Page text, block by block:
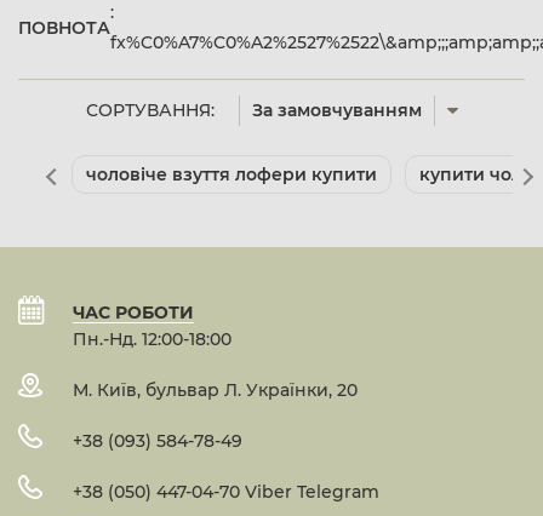
СОРТУВАННЯ: За замовчуванням
ПОВНОТА
:
чоловіче взуття лофери купити купити
ЧАС РОБОТИ
Пн.-Нд. 12:00-18:00
М. Київ, бульвар Л. Українки, 20
+38 (093) 584-78-49
+38 (050) 447-04-70 Viber Telegram